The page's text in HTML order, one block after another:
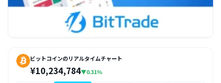
ビットコインのリアルタイムチャート
¥10,234,784▼0.31%